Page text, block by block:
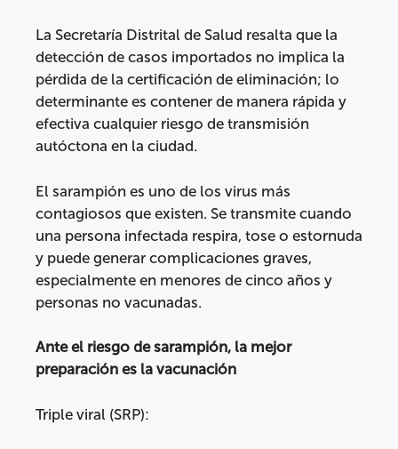
La Secretaría Distrital de Salud resalta que la
detección de casos importados no implica la
pérdida de la certificación de eliminación; lo
determinante es contener de manera rápida y
efectiva cualquier riesgo de transmisión
autóctona en la ciudad.
El sarampión es uno de los virus más
contagiosos que existen. Se transmite cuando
una persona infectada respira, tose o estornuda
y puede generar complicaciones graves,
especialmente en menores de cinco años y
personas no vacunadas.
Ante el riesgo de sarampión, la mejor
preparación es la vacunación
Triple viral (SRP):